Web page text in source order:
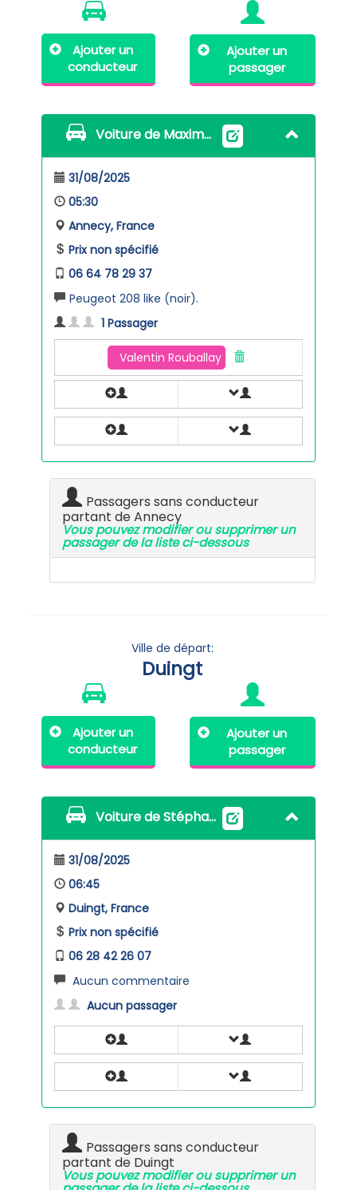
Ajouter un
conducteur
Ajouter un
passager
Voiture de Maxime LORIN
31/08/2025
05:30
Annecy, France
Prix non spécifié
06 64 78 29 37
Peugeot 208 like (noir).
1 Passager
Valentin Rouballay (07 68 64 06 93)
Passagers sans conducteur
partant de Annecy
Vous pouvez modifier ou supprimer un
passager de la liste ci-dessous
Ville de départ:
Duingt
Ajouter un
conducteur
Ajouter un
passager
Voiture de Stéphane
31/08/2025
06:45
Duingt, France
Prix non spécifié
06 28 42 26 07
Aucun commentaire
Aucun passager
Passagers sans conducteur
partant de Duingt
Vous pouvez modifier ou supprimer un